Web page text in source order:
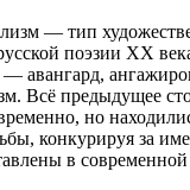
— тип
поэзии XX
авангард,
Всё предыдущее
но
конкурируя за
в современной